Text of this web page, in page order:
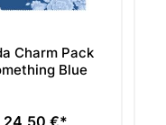
Charm Pack
Blue
Preis
24,50 €*